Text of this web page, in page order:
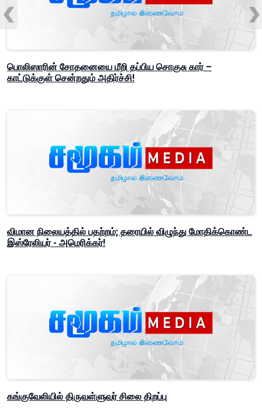
பொலிஸாரின் சோதனையை மீறி தப்பிய சொகுசு கார் –
காட்டுக்குள் சென்றதும் அதிர்ச்சி!
விமான நிலையத்தில் பதற்றம்; தரையில் விழுந்து மோதிக்கொண்ட
இஸ்ரேலியர் - அமெரிக்கர்!
கங்குவேலியில் திருவள்ளுவர் சிலை திறப்பு